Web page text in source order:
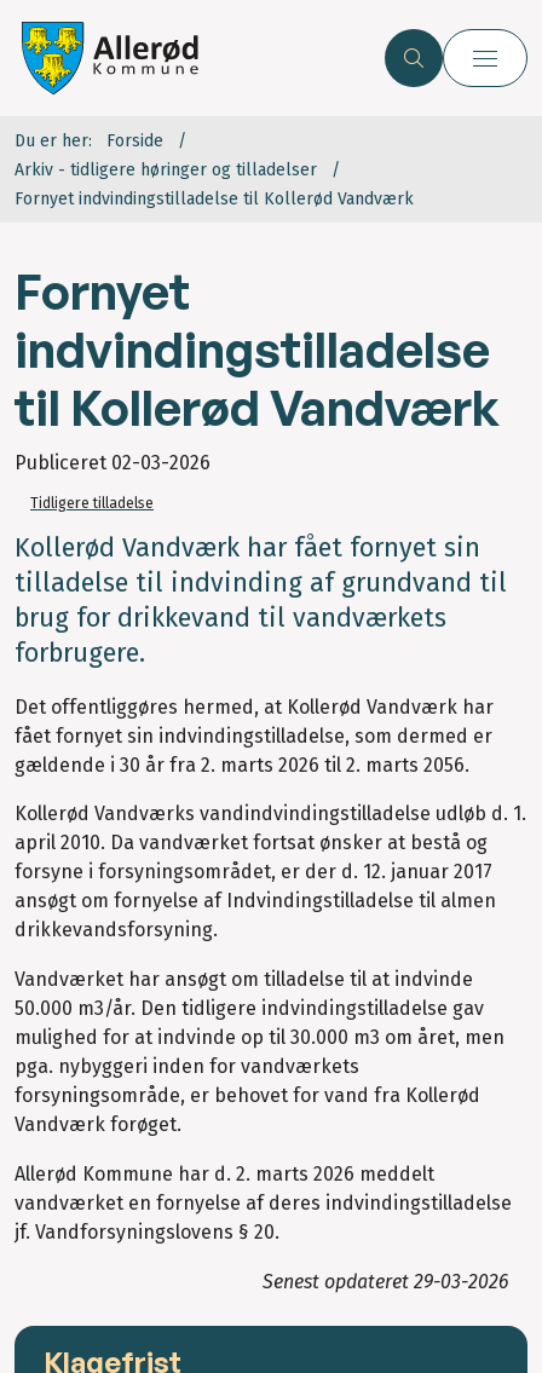
Du er her:
Forside
Arkiv - tidligere høringer og tilladelser
Fornyet indvindingstilladelse til Kollerød Vandværk
Fornyet
indvindingstilladelse
til Kollerød Vandværk
Publiceret 02-03-2026
Tidligere tilladelse
Kollerød Vandværk har fået fornyet sin
tilladelse til indvinding af grundvand til
brug for drikkevand til vandværkets
forbrugere.
Det offentliggøres hermed, at Kollerød Vandværk har
fået fornyet sin indvindingstilladelse, som dermed er
gældende i 30 år fra 2. marts 2026 til 2. marts 2056.
Kollerød Vandværks vandindvindingstilladelse udløb d. 1.
april 2010. Da vandværket fortsat ønsker at bestå og
forsyne i forsyningsområdet, er der d. 12. januar 2017
ansøgt om fornyelse af Indvindingstilladelse til almen
drikkevandsforsyning.
Vandværket har ansøgt om tilladelse til at indvinde
50.000 m3/år. Den tidligere indvindingstilladelse gav
mulighed for at indvinde op til 30.000 m3 om året, men
pga. nybyggeri inden for vandværkets
forsyningsområde, er behovet for vand fra Kollerød
Vandværk forøget.
Allerød Kommune har d. 2. marts 2026 meddelt
vandværket en fornyelse af deres indvindingstilladelse
jf. Vandforsyningslovens § 20.
Senest opdateret 29-03-2026
Klagefrist